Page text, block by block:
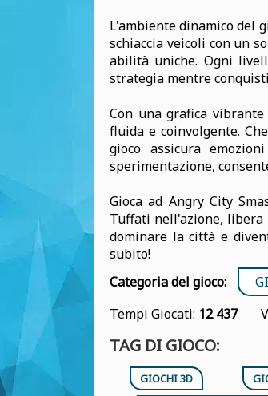
L'ambiente dinamico del
schiaccia veicoli con un
abilità uniche. Ogni
strategia mentre
Con una grafica
fluida e coinvolgente.
gioco assicura
sperimentazione,
Gioca ad Angry City
Tuffati nell'azione, libera
dominare la città e
subito!
Categoria del gioco:
Tempi Giocati: 12 437
TAG DI GIOCO:
GIOCHI 3D